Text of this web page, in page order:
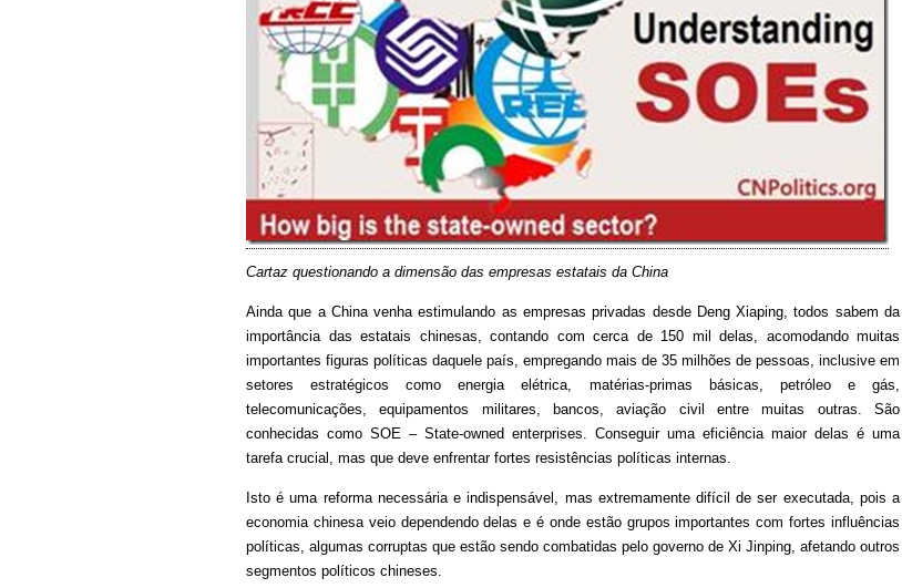
Cartaz questionando a dimensão das empresas estatais da China
Ainda que a China venha estimulando as empresas privadas desde Deng Xiaping, todos sabem da
importância das estatais chinesas, contando com cerca de 150 mil delas, acomodando muitas
importantes figuras políticas daquele país, empregando mais de 35 milhões de pessoas, inclusive em
setores estratégicos como energia elétrica, matérias-primas básicas, petróleo e gás,
telecomunicações, equipamentos militares, bancos, aviação civil entre muitas outras. São
conhecidas como SOE – State-owned enterprises. Conseguir uma eficiência maior delas é uma
tarefa crucial, mas que deve enfrentar fortes resistências políticas internas.
Isto é uma reforma necessária e indispensável, mas extremamente difícil de ser executada, pois a
economia chinesa veio dependendo delas e é onde estão grupos importantes com fortes influências
políticas, algumas corruptas que estão sendo combatidas pelo governo de Xi Jinping, afetando outros
segmentos políticos chineses.